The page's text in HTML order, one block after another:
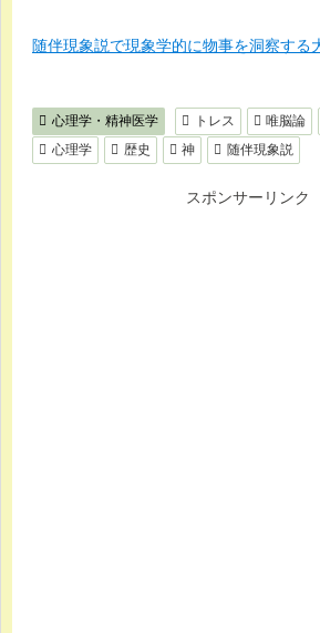
随伴現象説で現象学的に物事を洞察する
心理学・精神医学 トレス 唯脳論
心理学
歴史 神 随伴現象説
スポンサーリンク